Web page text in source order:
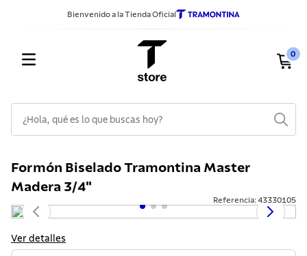
Bienvenido a la Tienda Oficial
0
Formón Biselado Tramontina Master
Madera 3/4"
Referencia:43330105
Ver detalles
1.
sarten
2.
ollas
cuchillos
4.
cubiertos